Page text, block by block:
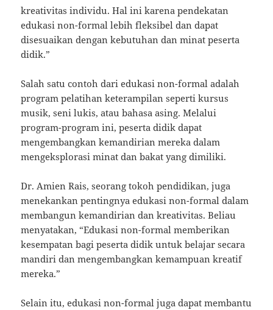
kreativitas individu. Hal ini karena pendekatan
edukasi non-formal lebih fleksibel dan dapat
disesuaikan dengan kebutuhan dan minat peserta
didik.”
Salah satu contoh dari edukasi non-formal adalah
program pelatihan keterampilan seperti kursus
musik, seni lukis, atau bahasa asing. Melalui
program-program ini, peserta didik dapat
mengembangkan kemandirian mereka dalam
mengeksplorasi minat dan bakat yang dimiliki.
Dr. Amien Rais, seorang tokoh pendidikan, juga
menekankan pentingnya edukasi non-formal dalam
membangun kemandirian dan kreativitas. Beliau
menyatakan, “Edukasi non-formal memberikan
kesempatan bagi peserta didik untuk belajar secara
mandiri dan mengembangkan kemampuan kreatif
mereka.”
Selain itu, edukasi non-formal juga dapat membantu